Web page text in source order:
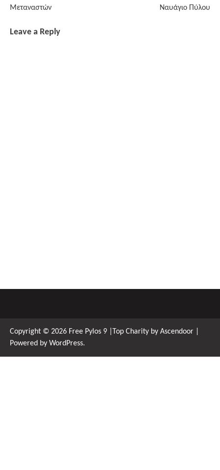
Μεταναστών
Ναυάγιο Πύλου
Leave a Reply
Copyright © 2026 Free Pylos 9 |Top Charity by Ascendoor
Powered by WordPress.